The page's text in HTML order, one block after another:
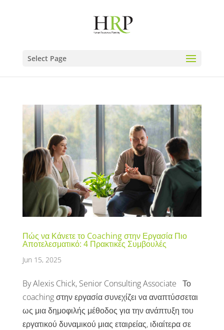
Select Page
Πώς να Κάνετε το Coaching στην Εργασία Πιο
Αποτελεσματικό: 4 Πρακτικές Συμβουλές
Jun 15, 2025
By Alexis Chick, Senior Consulting Associate Το
coaching στην εργασία συνεχίζει να αναπτύσσεται
ως μια δημοφιλής μέθοδος για την ανάπτυξη του
εργατικού δυναμικού μιας εταιρείας, ιδιαίτερα σε